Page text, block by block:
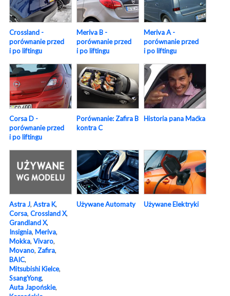
Crossland -
porównanie przed
i po liftingu
Meriva B -
porównanie przed
i po liftingu
Meriva A -
porównanie przed
i po liftingu
Corsa D -
porównanie przed
i po liftingu
Porównanie: Zafira B
kontra C
Historia pana Maćka
Astra J, Astra K,
Corsa, Crossland X,
Grandland X,
Insignia, Meriva,
Mokka, Vivaro,
Movano, Zafira,
BAIC,
Mitsubishi Kielce,
SsangYong,
Auta Japońskie,
Używane Automaty Używane Elektryki